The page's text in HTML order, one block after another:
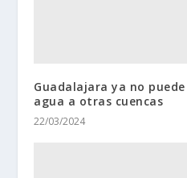
Guadalajara ya no
agua a otras cuencas
22/03/2024